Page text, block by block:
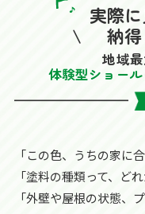
実際に
納
地域
体験型ショー
「この色、うちの家に
「塗料の種類って、ど
「外壁や屋根の状態、